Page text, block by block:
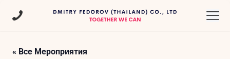
« Все Мероприятия